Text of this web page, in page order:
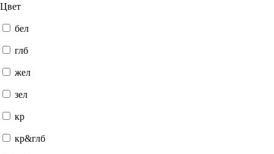
Цвет
бел
глб
жел
зел
кр
кр&глб